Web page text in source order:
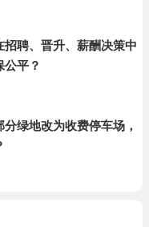
招聘、晋升、薪酬决策中
公平？
绿地改为收费停车场，